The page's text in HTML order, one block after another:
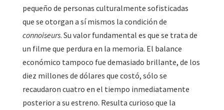
pequeño de personas culturalmente sofisticadas
que se otorgan a sí mismos la condición de
connoiseurs. Su valor fundamental es que se trata de
un filme que perdura en la memoria. El balance
económico tampoco fue demasiado brillante, de los
diez millones de dólares que costó, sólo se
recaudaron cuatro en el tiempo inmediatamente
posterior a su estreno. Resulta curioso que la